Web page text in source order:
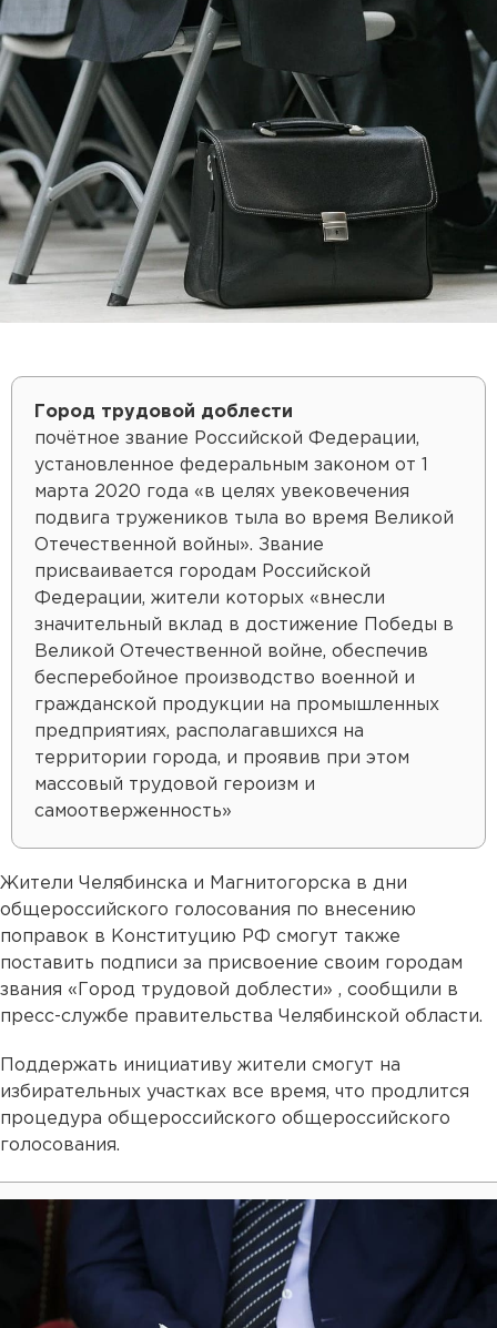
Город трудовой доблести
почётное звание Российской Федерации,
установленное федеральным законом от 1
марта 2020 года «в целях увековечения
подвига тружеников тыла во время Великой
Отечественной войны». Звание
присваивается городам Российской
Федерации, жители которых «внесли
значительный вклад в достижение Победы в
Великой Отечественной войне, обеспечив
бесперебойное производство военной и
гражданской продукции на промышленных
предприятиях, располагавшихся на
территории города, и проявив при этом
массовый трудовой героизм и
самоотверженность»
Жители Челябинска и Магнитогорска в дни
общероссийского голосования по внесению
поправок в Конституцию РФ смогут также
поставить подписи за присвоение своим городам
звания «Город трудовой доблести» , сообщили в
пресс-службе правительства Челябинской области.
Поддержать инициативу жители смогут на
избирательных участках все время, что продлится
процедура общероссийского общероссийского
голосования.